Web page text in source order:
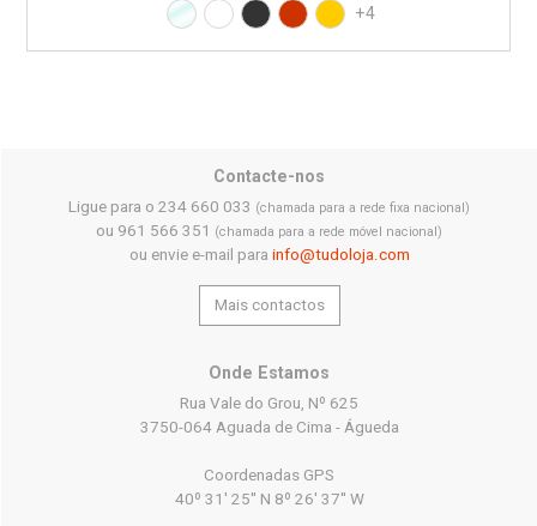
Transparente
Branco RAL9010
Preto RAL9017
Vermelho RAL3020
Amarelo RAL1021
+4
Contacte-nos
Ligue para o 234 660 033 (chamada para a rede fixa nacional)
ou 961 566 351 (chamada para a rede móvel nacional)
ou envie e-mail para info@tudoloja.com
Mais contactos
Onde Estamos
Rua Vale do Grou, Nº 625
3750-064 Aguada de Cima - Águeda
Coordenadas GPS
40º 31' 25'' N 8º 26' 37'' W